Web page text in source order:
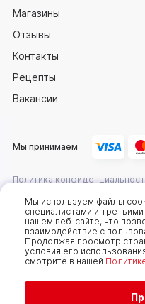
Мы используем файлы
специалистами и
нашем веб-сайте, что
взаимодействие с
Продолжая просмотр
условия его
смотрите в нашей
Магазины
Отзывы
Контакты
Рецепты
Вакансии
2025 © Компания
Мы используем cookie-
статистику, которая
можете отключить cookie-
Продолжая пользоваться
настроек, вы даете согласие
Политика
Оферта
Мы принимаем